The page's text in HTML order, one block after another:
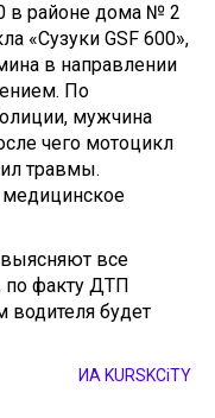
в районе дома № 2
«Сузуки GSF 600»,
в направлении
По
мужчина
чего мотоцикл
травмы.
все
по факту ДТП
водителя будет
ИА KURSKCiTY